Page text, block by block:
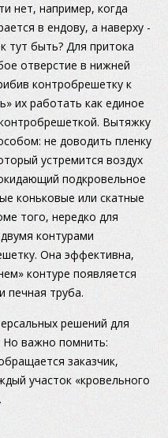
нет, например, когда
в ендову, а наверху -
тут быть? Для притока
отверстие в нижней
контробрешетку к
их работать как единое
Вытяжку
не доводить пленку
устремится воздух
подкровельное
коньковые или скатные
того, нередко для
контурами
Она эффективна,
контуре появляется
печная труба.
решений для
Но важно помнить:
заказчик,
участок «кровельного